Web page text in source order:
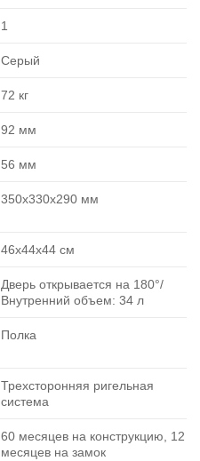
1
Серый
72 кг
92 мм
56 мм
350х330х290 мм
46х44х44 см
Дверь открывается на 180°/
Внутренний объем: 34 л
Полка
Трехсторонняя ригельная
система
60 месяцев на конструкцию, 12
месяцев на замок